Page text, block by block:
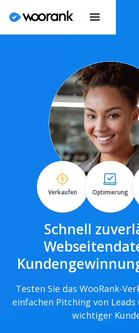
Verkaufen Optimierung
Schnell
Testen Sie das WooRank-
einfachen Pitching von
wichtiger